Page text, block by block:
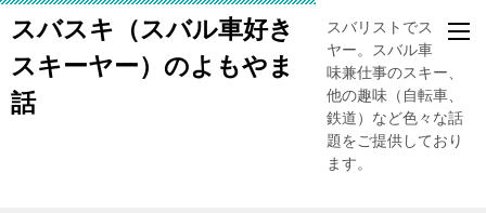
スバスキ（スバル車好き
スキーヤー）のよもやま
話
スバリストでスキー
ヤー。スバル車、趣
味兼仕事のスキー、
他の趣味（自転車、
鉄道）など色々な話
題をご提供しており
ます。